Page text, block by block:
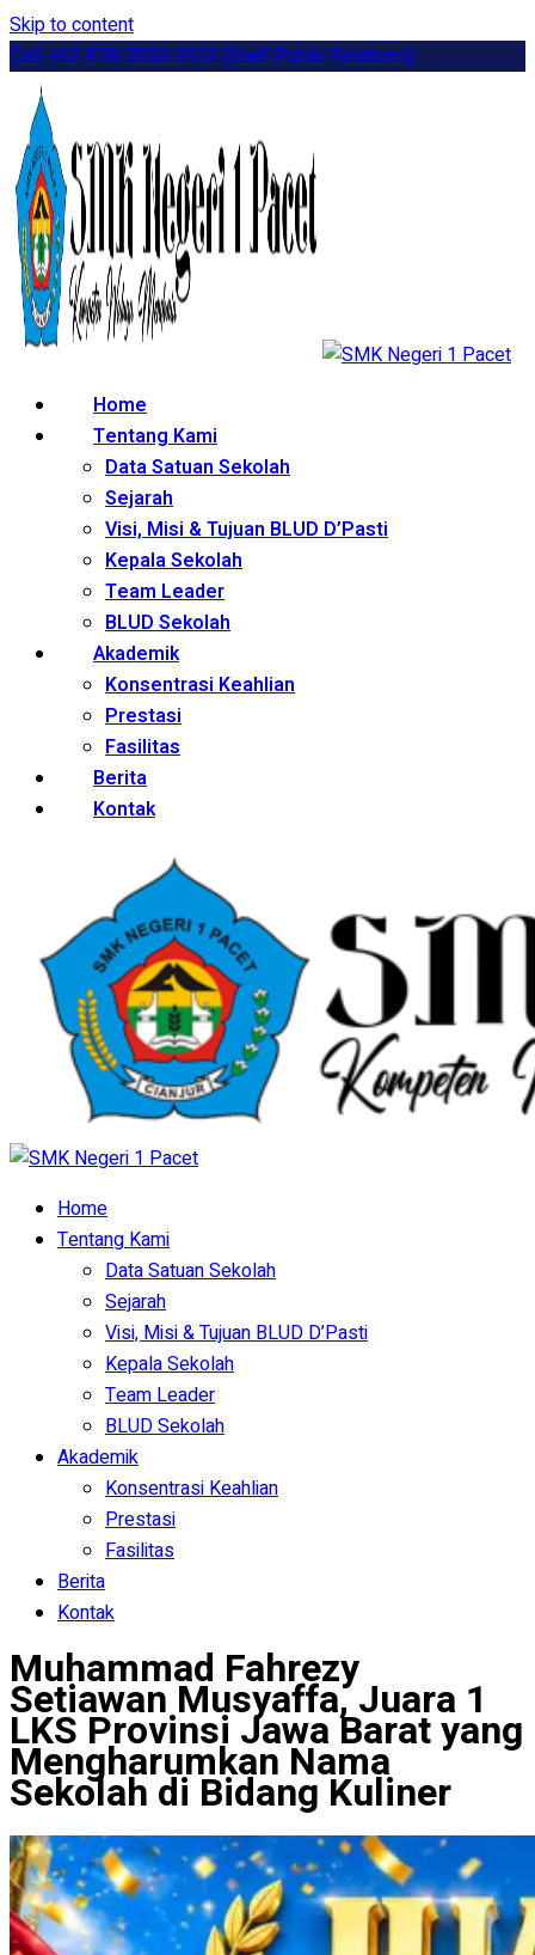
Skip to content
Call: +62 878-7030-3913 (Staff Public Relations)
Home
Tentang Kami
Data Satuan Sekolah
Sejarah
Visi, Misi & Tujuan BLUD D’Pasti
Kepala Sekolah
Team Leader
BLUD Sekolah
Akademik
Konsentrasi Keahlian
Prestasi
Fasilitas
Berita
Kontak
Home
Tentang Kami
Data Satuan Sekolah
Sejarah
Visi, Misi & Tujuan BLUD D’Pasti
Kepala Sekolah
Team Leader
BLUD Sekolah
Akademik
Konsentrasi Keahlian
Prestasi
Fasilitas
Berita
Kontak
Muhammad Fahrezy
Setiawan Musyaffa, Juara 1
LKS Provinsi Jawa Barat yang
Mengharumkan Nama
Sekolah di Bidang Kuliner